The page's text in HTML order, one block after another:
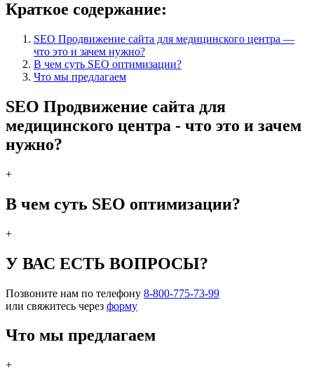
Краткое содержание:
SEO Продвижение сайта для медицинского центра —
что это и зачем нужно?
В чем суть SEO оптимизации?
Что мы предлагаем
SEO Продвижение сайта для
медицинского центра - что это и зачем
нужно?
+
В чем суть SEO оптимизации?
+
У ВАС ЕСТЬ ВОПРОСЫ?
Позвоните нам по телефону 8-800-775-73-99
или свяжитесь через форму
Что мы предлагаем
+